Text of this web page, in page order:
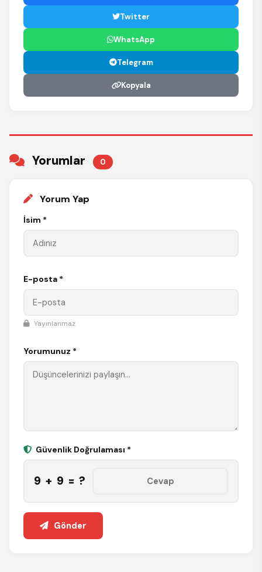
Twitter
WhatsApp
Telegram
Kopyala
Yorumlar 0
Yorum Yap
İsim *
E-posta *
Yayınlanmaz
Yorumunuz *
Güvenlik Doğrulaması *
9 + 9 = ?
Gönder